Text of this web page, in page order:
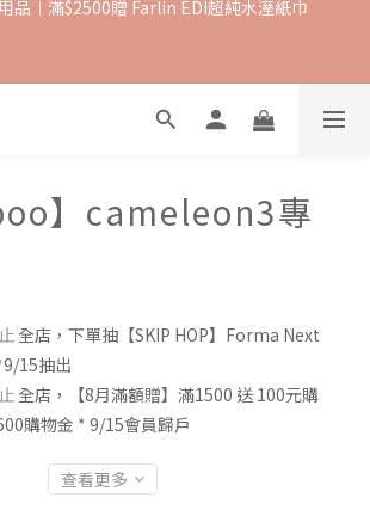
品︱滿$2500贈 Farlin EDI超純水溼紙巾
】cameleon3專
全店，下單抽【SKIP HOP】Forma Next
15抽出
全店，【8月滿額贈】滿1500 送 100元購
購物金 * 9/15會員歸戶
查看更多